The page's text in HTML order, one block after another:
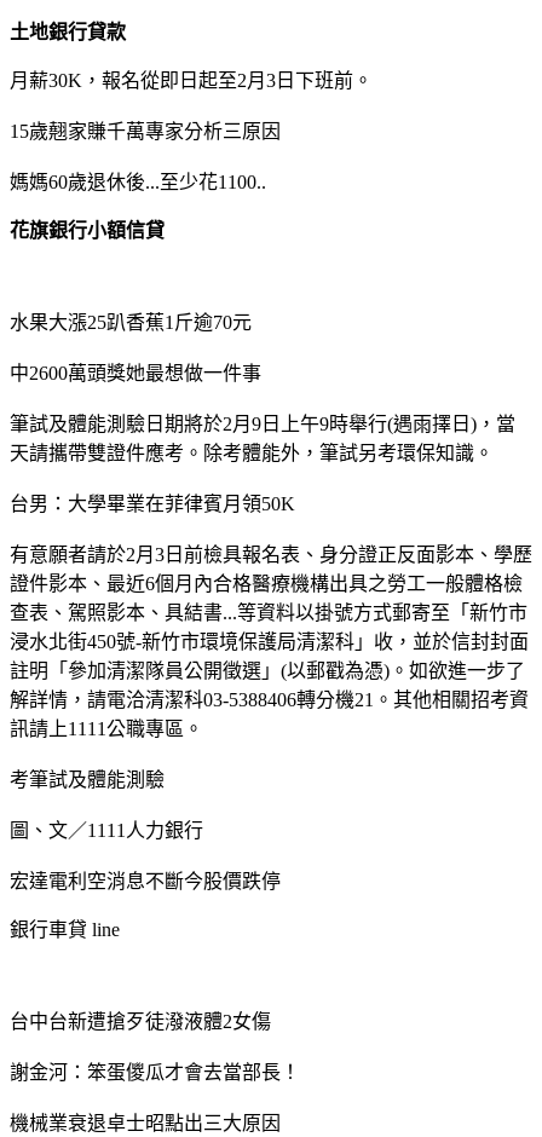
土地銀行貸款
月薪30K，報名從即日起至2月3日下班前。
15歲翹家賺千萬專家分析三原因
媽媽60歲退休後...至少花1100..
花旗銀行小額信貸
水果大漲25趴香蕉1斤逾70元
中2600萬頭獎她最想做一件事
筆試及體能測驗日期將於2月9日上午9時舉行(遇雨擇日)，當
天請攜帶雙證件應考。除考體能外，筆試另考環保知識。
台男：大學畢業在菲律賓月領50K
有意願者請於2月3日前檢具報名表、身分證正反面影本、學歷
證件影本、最近6個月內合格醫療機構出具之勞工一般體格檢
查表、駕照影本、具結書...等資料以掛號方式郵寄至「新竹市
浸水北街450號-新竹市環境保護局清潔科」收，並於信封封面
註明「參加清潔隊員公開徵選」(以郵戳為憑)。如欲進一步了
解詳情，請電洽清潔科03-5388406轉分機21。其他相關招考資
訊請上1111公職專區。
考筆試及體能測驗
圖、文／1111人力銀行
宏達電利空消息不斷今股價跌停
銀行車貸 line
台中台新遭搶歹徒潑液體2女傷
謝金河：笨蛋儍瓜才會去當部長！
機械業衰退卓士昭點出三大原因